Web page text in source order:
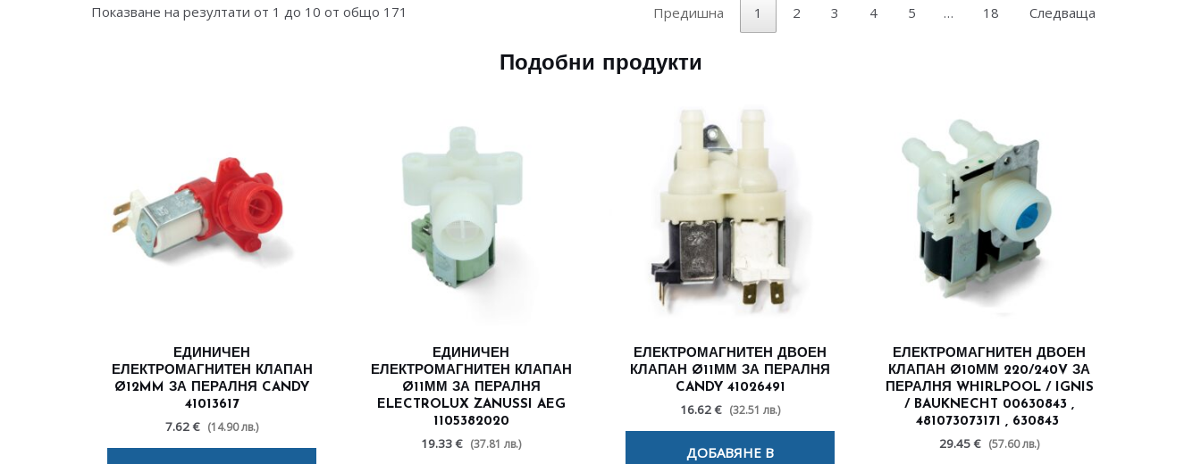
Показване на резултати от 1 до 10 от общо 171 Предишна 1 2 3 4 5 … 18 Следваща
Подобни продукти
ЕДИНИЧЕН
ЕЛЕКТРОМАГНИТЕН КЛАПАН
Ø12MM ЗА ПЕРАЛНЯ CANDY
41013617
7.62 € (14.90 лв.)
ЕДИНИЧЕН
ЕЛЕКТРОМАГНИТЕН КЛАПАН
Ø11ММ ЗА ПЕРАЛНЯ
ELECTROLUX ZANUSSI AEG
1105382020
19.33 € (37.81 лв.)
ЕЛЕКТРОМАГНИТЕН ДВОЕН
КЛАПАН Ø11ММ ЗА ПЕРАЛНЯ
CANDY 41026491
16.62 € (32.51 лв.)
ДОБАВЯНЕ В
ЕЛЕКТРОМАГНИТЕН ДВОЕН
КЛАПАН Ø10ММ 220/240V ЗА
ПЕРАЛНЯ WHIRLPOOL / IGNIS
/ BAUKNECHT 00630843 ,
481073073171 , 630843
29.45 € (57.60 лв.)